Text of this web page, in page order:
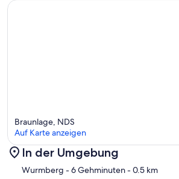
Karte
Braunlage, NDS
Auf Karte anzeigen
In der Umgebung
Wurmberg - 6 Gehminuten- 0.5 km